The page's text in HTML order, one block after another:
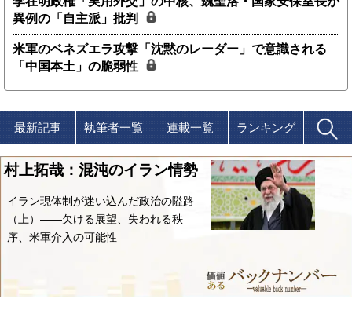
異例の「自主派」批判
米軍のベネズエラ攻撃「沈黙のレーダー」で意識される
「中国本土」の脆弱性
最新記事 執筆者一覧 連載一覧 ランキング
村上拓哉：混沌のイラン情勢
イラン現体制が迷い込んだ政治の隘路
（上）――欠ける展望、失われる秩
序、米軍介入の可能性